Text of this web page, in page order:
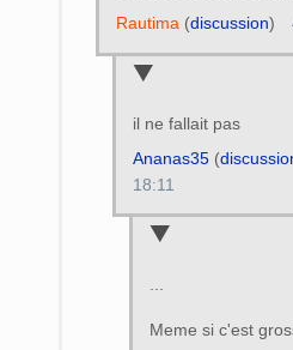
Rautima(discussion)
il ne fallait pas
Ananas35(
18:11
Meme si c'est